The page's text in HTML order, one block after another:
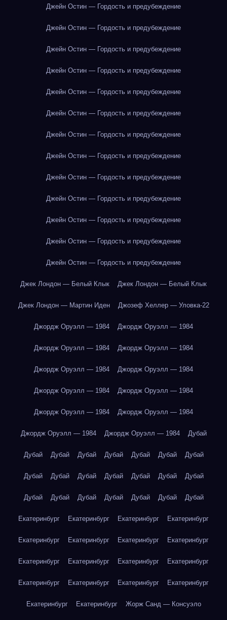
Джейн Остин — Гордость и предубеждение
Джейн Остин — Гордость и предубеждение
Джейн Остин — Гордость и предубеждение
Джейн Остин — Гордость и предубеждение
Джейн Остин — Гордость и предубеждение
Джейн Остин — Гордость и предубеждение
Джейн Остин — Гордость и предубеждение
Джейн Остин — Гордость и предубеждение
Джейн Остин — Гордость и предубеждение
Джейн Остин — Гордость и предубеждение
Джейн Остин — Гордость и предубеждение
Джейн Остин — Гордость и предубеждение
Джейн Остин — Гордость и предубеждение
Джек Лондон — Белый Клык Джек Лондон — Белый Клык
Джек Лондон — Мартин Иден Джозеф Хеллер — Уловка-22
Джордж Оруэлл — 1984 Джордж Оруэлл — 1984
Джордж Оруэлл — 1984 Джордж Оруэлл — 1984
Джордж Оруэлл — 1984 Джордж Оруэлл — 1984
Джордж Оруэлл — 1984 Джордж Оруэлл — 1984
Джордж Оруэлл — 1984 Джордж Оруэлл — 1984
Джордж Оруэлл — 1984 Джордж Оруэлл — 1984 Дубай
Дубай Дубай Дубай Дубай Дубай Дубай Дубай
Дубай Дубай Дубай Дубай Дубай Дубай Дубай
Дубай Дубай Дубай Дубай Дубай Дубай Дубай
Екатеринбург Екатеринбург Екатеринбург Екатеринбург
Екатеринбург Екатеринбург Екатеринбург Екатеринбург
Екатеринбург Екатеринбург Екатеринбург Екатеринбург
Екатеринбург Екатеринбург Екатеринбург Екатеринбург
Екатеринбург Екатеринбург Жорж Санд — Консуэло